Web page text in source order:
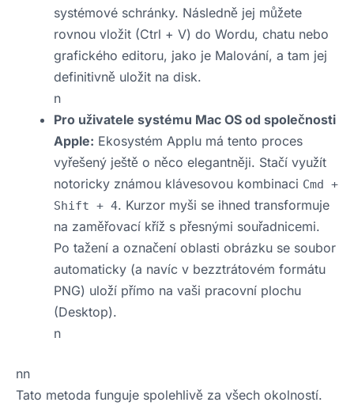
systémové schránky. Následně jej můžete
rovnou vložit (Ctrl + V) do Wordu, chatu nebo
grafického editoru, jako je Malování, a tam jej
definitivně uložit na disk.
n
Pro uživatele systému Mac OS od společnosti
Apple: Ekosystém Applu má tento proces
vyřešený ještě o něco elegantněji. Stačí využít
notoricky známou klávesovou kombinaci Cmd +
Shift + 4. Kurzor myši se ihned transformuje
na zaměřovací kříž s přesnými souřadnicemi.
Po tažení a označení oblasti obrázku se soubor
automaticky (a navíc v bezztrátovém formátu
PNG) uloží přímo na vaši pracovní plochu
(Desktop).
n
nn
Tato metoda funguje spolehlivě za všech okolností.